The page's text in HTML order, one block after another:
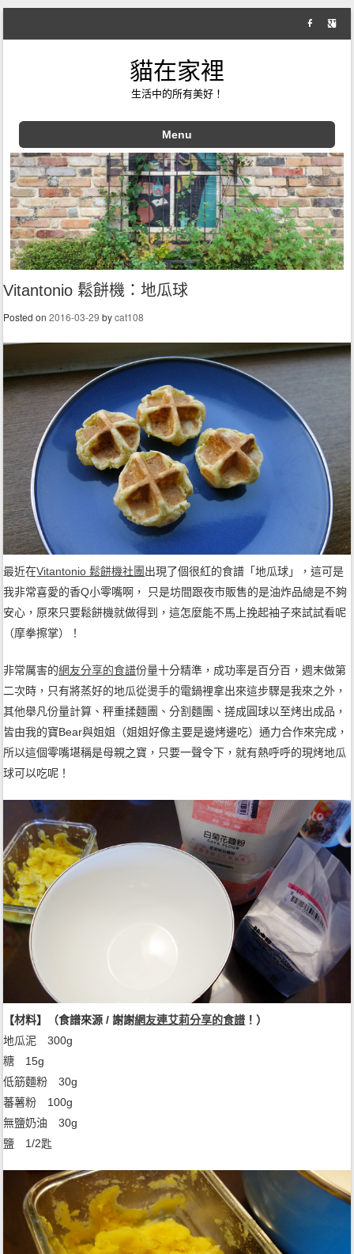
貓在家裡
生活中的所有美好！
Menu
Skip to content
Vitantonio 鬆餅機：地瓜球
Posted on2016-03-29 bycat108
最近在Vitantonio 鬆餅機社團出現了個很紅的食譜「地瓜球」，這可是
我非常喜愛的香Q小零嘴啊， 只是坊間跟夜市販售的是油炸品總是不夠
安心，原來只要鬆餅機就做得到，這怎麼能不馬上挽起袖子來試試看呢
（摩拳擦掌）！
非常厲害的網友分享的食譜份量十分精準，成功率是百分百，週末做第
二次時，只有將蒸好的地瓜從燙手的電鍋裡拿出來這步驟是我來之外，
其他舉凡份量計算、秤重揉麵團、分割麵團、搓成圓球以至烤出成品，
皆由我的寶Bear與姐姐（姐姐好像主要是邊烤邊吃）通力合作來完成，
所以這個零嘴堪稱是母親之寶，只要一聲令下，就有熱呼呼的現烤地瓜
球可以吃呢！
【材料】（食譜來源 / 謝謝網友連艾莉分享的食譜 ！）
地瓜泥 300g
糖 15g
低筋麵粉 30g
蕃薯粉 100g
無鹽奶油 30g
鹽 1/2匙